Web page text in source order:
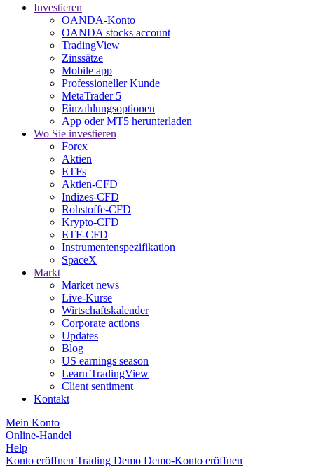
Investieren
OANDA-Konto
OANDA stocks account
TradingView
Zinssätze
Mobile app
Professioneller Kunde
MetaTrader 5
Einzahlungsoptionen
App oder MT5 herunterladen
Wo Sie investieren
Forex
Aktien
ETFs
Aktien-CFD
Indizes-CFD
Rohstoffe-CFD
Krypto-CFD
ETF-CFD
Instrumentenspezifikation
SpaceX
Markt
Market news
Live-Kurse
Wirtschaftskalender
Corporate actions
Updates
Blog
US earnings season
Learn TradingView
Client sentiment
Kontakt
Mein Konto
Online-Handel
Help
Konto eröffnen Trading Demo Demo-Konto eröffnen